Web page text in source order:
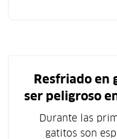
Resfriado en
ser peligroso
Durante las
gatitos son